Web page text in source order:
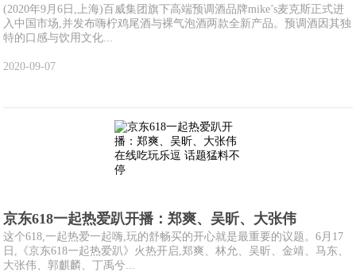
(2020年9月6日,上海)百威集团旗下高端预调酒品牌mike’s麦克斯正式进
入中国市场,并发布嗨柠鸡尾酒与裸气泡酒两款全新产品。预调酒因其独
特的口感与饮用文化...
2020-09-07
京东618一起热爱趴开播：郑爽、吴昕、大张伟
这个618,一起热爱一起嗨,玩的舒畅买的开心就是最重要的议题。6月17
日,《京东618一起热爱趴》火热开启,郑爽、林允、吴昕、金靖、马东、
大张伟、郭麒麟、丁禹兮...